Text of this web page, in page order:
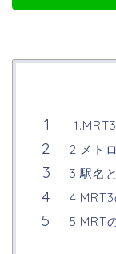
2.メト
3.駅名
5.MRT